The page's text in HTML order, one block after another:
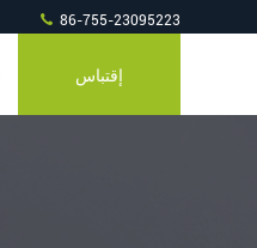
86-755-23095223
إقتباس